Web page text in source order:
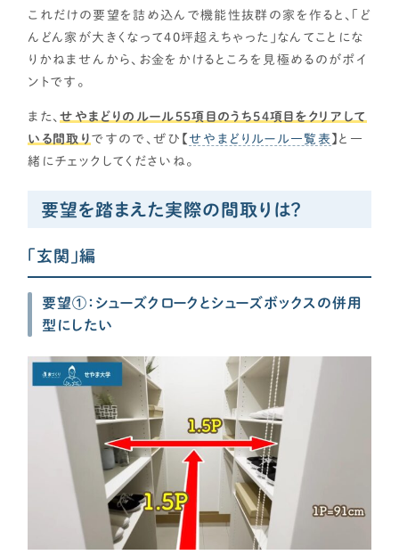
これだけの要望を詰め込んで機能性抜群の家を作ると、「ど
んどん家が大きくなって40坪超えちゃった」なんてことにな
りかねませんから、お金をかけるところを見極めるのがポイ
ントです。
また、せやまどりのルール５５項目のうち54項目をクリアして
いる間取り ですので、ぜひ【せやまどりルール一覧表 】と一
緒にチェックしてくださいね。
要望を踏まえた実際の間取りは？
「玄関」編
要望①：シューズクロークとシューズボックスの併用
型にしたい